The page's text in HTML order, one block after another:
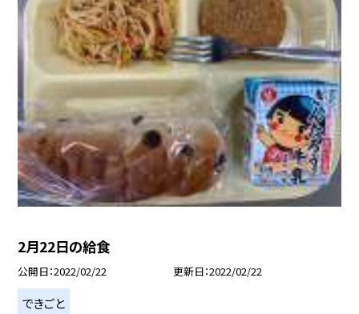
2月22日の給食
公開日 2022/02/22 更新日 2022/02/22
できごと